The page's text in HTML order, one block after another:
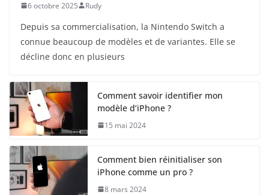
6 octobre 2025 Rudy
Depuis sa commercialisation, la Nintendo Switch a
connue beaucoup de modèles et de variantes. Elle se
décline donc en plusieurs
Comment savoir identifier mon
modèle d’iPhone ?
15 mai 2024
Comment bien réinitialiser son
iPhone comme un pro ?
8 mars 2024